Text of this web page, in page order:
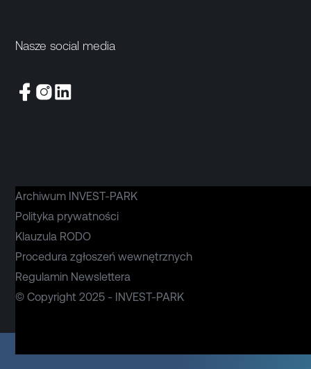
Nasze social media
© Copyright 2025 - INVEST-PARK
Archiwum INVEST-PARK
Polityka prywatności
Klauzula RODO
Procedura zgłoszeń wewnętrznych
Regulamin Newslettera